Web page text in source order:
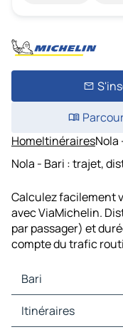
HomeItinérairesNola
Nola - Bari : trajet,
Calculez facilement
avec ViaMichelin.
par passager) et
compte du trafic
Bari
Bari Cartes et plans
Bari Trafic
Itinéraires